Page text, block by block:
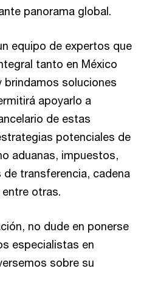
panorama global.
equipo de expertos que
tanto en México
brindamos soluciones
apoyarlo a
de estas
potenciales de
aduanas, impuestos,
transferencia, cadena
otras.
no dude en ponerse
especialistas en
sobre su